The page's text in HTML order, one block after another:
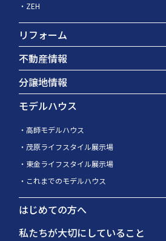
ZEH
リフォーム
不動産情報
分譲地情報
モデルハウス
高師モデルハウス
茂原ライフスタイル展示場
東金ライフスタイル展示場
これまでのモデルハウス
はじめての方へ
私たちが大切にしていること